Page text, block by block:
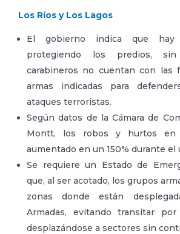
Los Ríos y Los Lagos
El gobierno indica que hay
protegiendo los predios,
carabineros no cuentan con las
armas indicadas para
ataques terroristas.
Según datos de la Cámara de
Montt, los robos y hurtos en
aumentado en un 150% durante el
Se requiere un Estado de
que, al ser acotado, los grupos
zonas donde están
Armadas, evitando transitar
desplazándose a sectores sin